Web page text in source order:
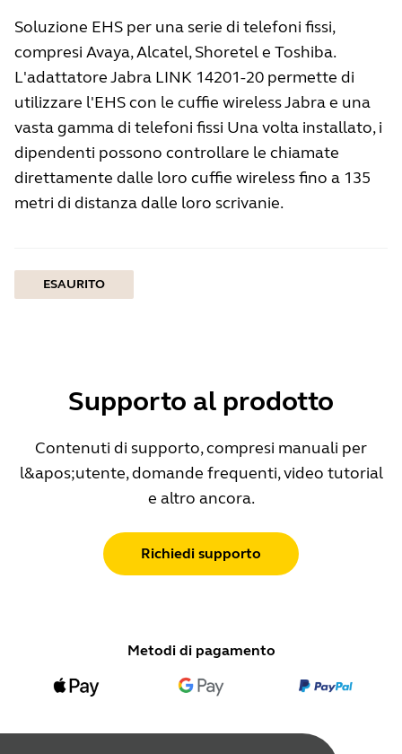
Soluzione EHS per una serie di telefoni fissi,
compresi Avaya, Alcatel, Shoretel e Toshiba.
L'adattatore Jabra LINK 14201-20 permette di
utilizzare l'EHS con le cuffie wireless Jabra e una
vasta gamma di telefoni fissi Una volta installato, i
dipendenti possono controllare le chiamate
direttamente dalle loro cuffie wireless fino a 135
metri di distanza dalle loro scrivanie.
ESAURITO
Supporto al prodotto
Contenuti di supporto, compresi manuali per
l&apos;utente, domande frequenti, video tutorial
e altro ancora.
Richiedi supporto
Metodi di pagamento